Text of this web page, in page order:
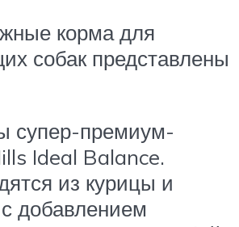
корма для
собак представлены
супер-премиум-
Ideal Balance.
из курицы и
добавлением